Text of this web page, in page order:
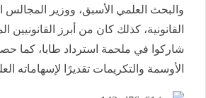
والبحث العلمي الأسبق، ووزير المجالس
القانونية، كذلك كان من أبرز القانونيين
شاركوا في ملحمة استرداد طابا، كما
الأوسمة والتكريمات تقديرًا لإسهاماته